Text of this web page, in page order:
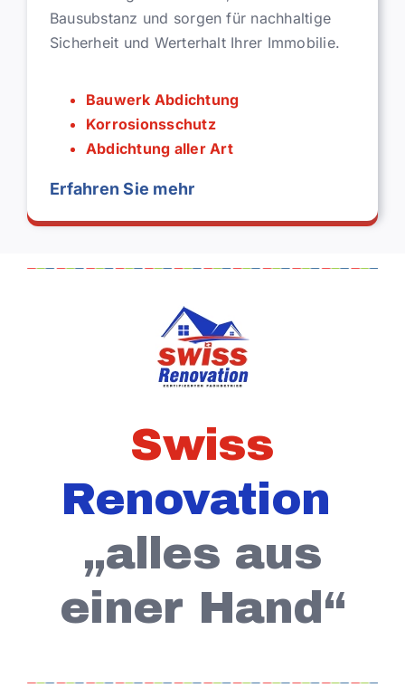
Bausubstanz und sorgen für nachhaltige
Sicherheit und Werterhalt Ihrer Immobilie.
Bauwerk Abdichtung
Korrosionsschutz
Abdichtung aller Art
Erfahren Sie mehr
Abdichtung-Bautenschutz
Swiss
Renovation
„alles aus
einer Hand“